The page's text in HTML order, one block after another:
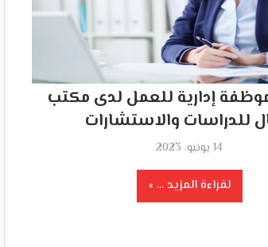
إدارية للعمل لدى مكتب
للدراسات والاستشارات
14 يونيو، 2023
لقراءة المزيد ...